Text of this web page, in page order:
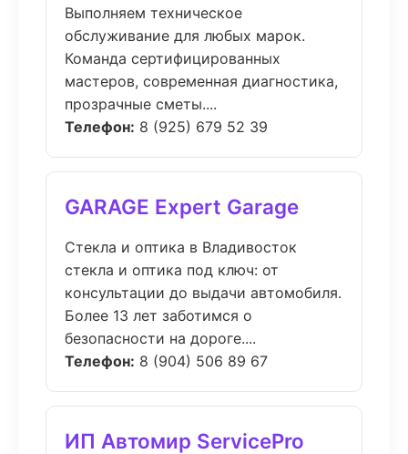
Выполняем техническое
обслуживание для любых марок.
Команда сертифицированных
мастеров, современная диагностика,
прозрачные сметы....
Телефон: 8 (925) 679 52 39
GARAGE Expert Garage
Стекла и оптика в Владивосток
стекла и оптика под ключ: от
консультации до выдачи автомобиля.
Более 13 лет заботимся о
безопасности на дороге....
Телефон: 8 (904) 506 89 67
ИП Автомир ServicePro